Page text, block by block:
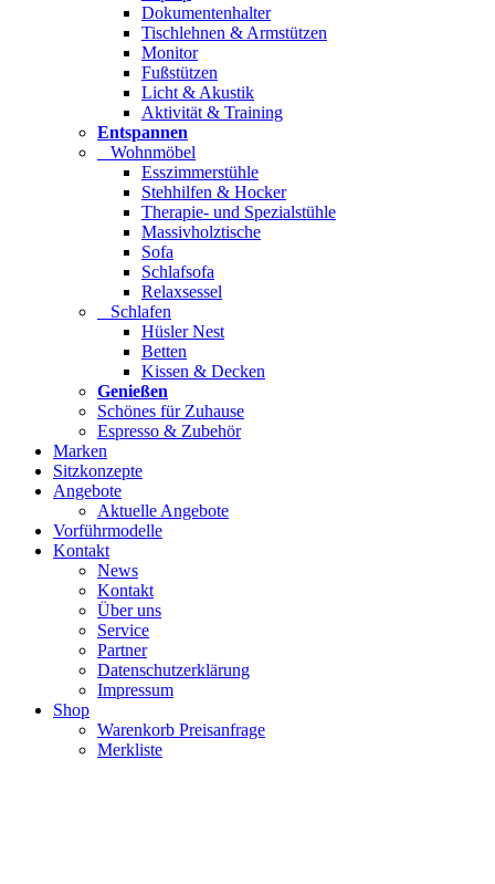
Dokumentenhalter
Tischlehnen & Armstützen
Monitor
Fußstützen
Licht & Akustik
Aktivität & Training
Entspannen
Wohnmöbel
Esszimmerstühle
Stehhilfen & Hocker
Therapie- und Spezialstühle
Massivholztische
Sofa
Schlafsofa
Relaxsessel
Schlafen
Hüsler Nest
Betten
Kissen & Decken
Genießen
Schönes für Zuhause
Espresso & Zubehör
Marken
Sitzkonzepte
Angebote
Aktuelle Angebote
Vorführmodelle
Kontakt
News
Kontakt
Über uns
Service
Partner
Datenschutzerklärung
Impressum
Shop
Warenkorb Preisanfrage
Merkliste